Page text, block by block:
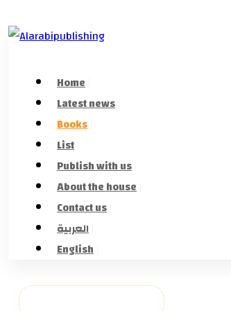
Home
Latest news
Books
List
Publish with us
About the house
Contact us
العربية
English